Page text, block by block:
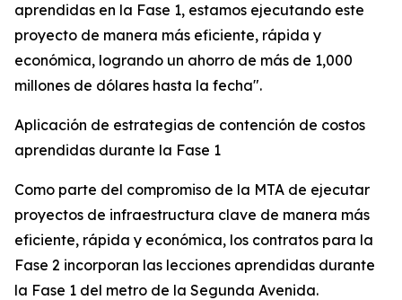
aprendidas en la Fase 1, estamos ejecutando este
proyecto de manera más eficiente, rápida y
económica, logrando un ahorro de más de 1,000
millones de dólares hasta la fecha".
Aplicación de estrategias de contención de costos
aprendidas durante la Fase 1
Como parte del compromiso de la MTA de ejecutar
proyectos de infraestructura clave de manera más
eficiente, rápida y económica, los contratos para la
Fase 2 incorporan las lecciones aprendidas durante
la Fase 1 del metro de la Segunda Avenida.